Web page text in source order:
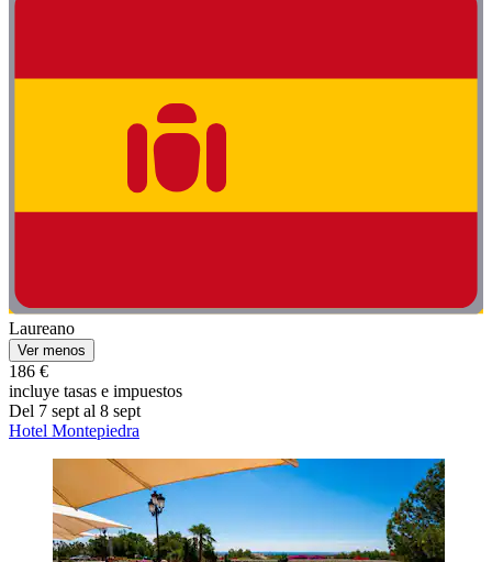
Laureano
Ver menos
186 €
incluye tasas e impuestos
Del 7 sept al 8 sept
Hotel Montepiedra